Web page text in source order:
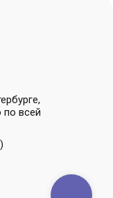
всей